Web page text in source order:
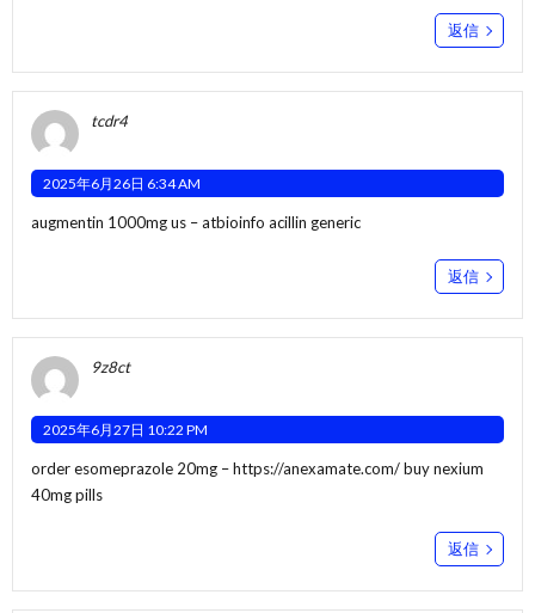
返信
tcdr4
2025年6月26日 6:34 AM
augmentin 1000mg us –atbioinfo acillin generic
返信
9z8ct
2025年6月27日 10:22 PM
order esomeprazole 20mg –https://anexamate.com/buy nexium
40mg pills
返信